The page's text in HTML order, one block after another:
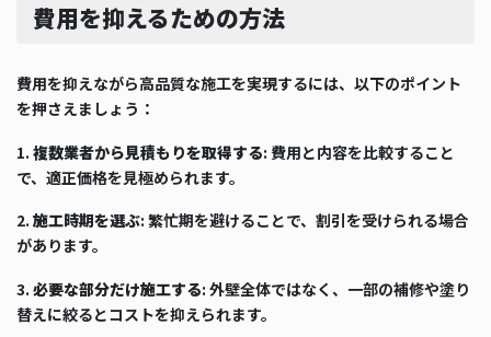
費用を抑えるための方法
費用を抑えながら高品質な施工を実現するには、以下のポイント
を押さえましょう：
1. 複数業者から見積もりを取得する: 費用と内容を比較すること
で、適正価格を見極められます。
2. 施工時期を選ぶ: 繁忙期を避けることで、割引を受けられる場合
があります。
3. 必要な部分だけ施工する: 外壁全体ではなく、一部の補修や塗り
替えに絞るとコストを抑えられます。